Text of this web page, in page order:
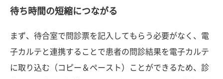
待ち時間の短縮につながる
まず、待合室で問診票を記入してもらう必要がなく、電
子カルテと連携することで患者の問診結果を電子カルテ
に取り込む（コピー＆ペースト）ことができるため、診